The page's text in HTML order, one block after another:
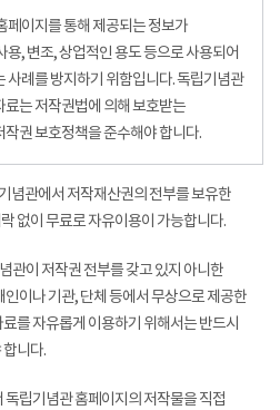
페이지를 통해 제공되는 정보가
용, 변조, 상업적인 용도 등으로 사용되어
사례를 방지하기 위함입니다. 독립기념관
는 저작권법에 의해 보호받는
권 보호정책을 준수해야 합니다.
념관에서 저작재산권의 전부를 보유한
없이 무료로 자유이용이 가능합니다.
관이 저작권 전부를 갖고 있지 아니한
이나 기관, 단체 등에서 무상으로 제공한
를 자유롭게 이용하기 위해서는 반드시
니다.
립기념관 홈페이지의 저작물을 직접